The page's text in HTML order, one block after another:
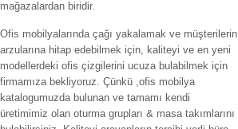
mağazalardan biridir.
Ofis mobilyalarında çağı yakalamak ve müşterilerin
arzularına hitap edebilmek için, kaliteyi ve en yeni
modellerdeki ofis çizgilerini ucuza bulabilmek için
firmamıza bekliyoruz. Çünkü ,ofis mobilya
katalogumuzda bulunan ve tamamı kendi
üretimimiz olan oturma grupları & masa takımlarını